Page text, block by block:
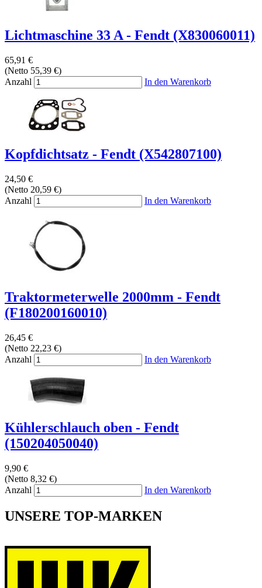
Lichtmaschine 33 A - Fendt (X830060011)
65,91 €
(Netto 55,39 €)
Anzahl
In den Warenkorb
Kopfdichtsatz - Fendt (X542807100)
24,50 €
(Netto 20,59 €)
Anzahl
In den Warenkorb
Traktormeterwelle 2000mm - Fendt
(F180200160010)
26,45 €
(Netto 22,23 €)
Anzahl
In den Warenkorb
Kühlerschlauch oben - Fendt
(150204050040)
9,90 €
(Netto 8,32 €)
Anzahl
In den Warenkorb
UNSERE TOP-MARKEN